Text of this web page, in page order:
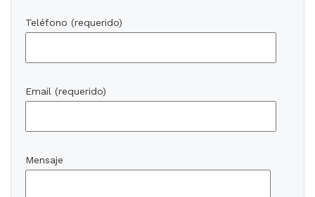
Teléfono (requerido)
Email (requerido)
Mensaje